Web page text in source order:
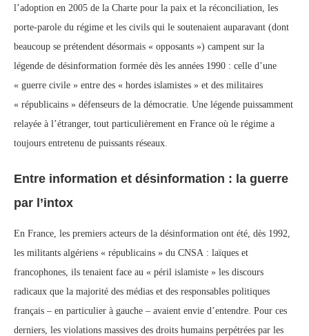
l’adoption en 2005 de la Charte pour la paix et la réconciliation, les
porte-parole du régime et les civils qui le soutenaient auparavant (dont
beaucoup se prétendent désormais « opposants ») campent sur la
légende de désinformation formée dès les années 1990 : celle d’une
« guerre civile » entre des « hordes islamistes » et des militaires
« républicains » défenseurs de la démocratie. Une légende puissamment
relayée à l’étranger, tout particulièrement en France où le régime a
toujours entretenu de puissants réseaux.
Entre information et désinformation : la guerre
par l’intox
En France, les premiers acteurs de la désinformation ont été, dès 1992,
les militants algériens « républicains » du CNSA : laïques et
francophones, ils tenaient face au « péril islamiste » les discours
radicaux que la majorité des médias et des responsables politiques
français – en particulier à gauche – avaient envie d’entendre. Pour ces
derniers, les violations massives des droits humains perpétrées par les